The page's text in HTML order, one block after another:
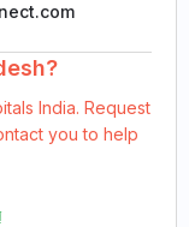
India. Request
you to help